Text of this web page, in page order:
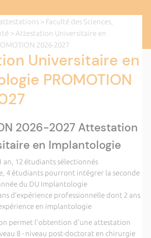
> Faculté des Sciences,
> Attestation Universitaire en
2026-2027
Universitaire en
PROMOTION
2026-2027 Attestation
en Implantologie
an, 12 étudiants sélectionnés
4 étudiants pourront intégrer la seconde
du DU Implantologie
d’expérience professionnelle dont 2 ans
en implantologie
permet l'obtention d'une attestation
8 - niveau post-doctorat en chirurgie